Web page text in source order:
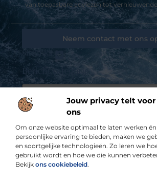
Jouw privacy telt voor
ons
Om onze website optimaal te laten werken
persoonlijke ervaring te bieden, maken we
en soortgelijke technologieën. Zo leren we
gebruikt wordt en hoe we die kunnen
Bekijk ons cookiebeleid.
van toepasbare adviezen tot
Sitelinks
De best gelezen stukken op een rij
Ontdek de Betovering van Bed and
Vliegveld Parkeren – Hoe reserveer ik
parkeerplaats?
Commercieel medewerker is er voor de
Een schilderskoffer voor onderweg
Bericht categorie
Neem contact met ons